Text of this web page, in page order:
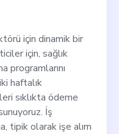
için dinamik bir
için, sağlık
programlarını
haftalık
sıklıkta ödeme
İş
tipik olarak işe alım